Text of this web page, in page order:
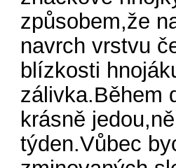
způsobem,že
navrch vrstvu
blízkosti
zálivka.Během
krásně
týden.Vůbec